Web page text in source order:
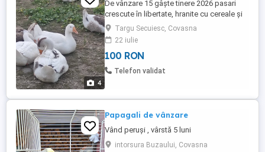
4
De vânzare 15 gâște tinere 2026 pasari
crescute în libertate, hranite cu cereale și
verdeață, sănătoase , mâncăcioase,
greutate medie 4 kg pe alese preț 100 lei
buc pentru tot efectivul (15 buc) preț 1400
lei ( plătești 14 primești 15) Locație Târgu
Secuiesc judet Covasna. mai multe ...
Targu Secuiesc, Covasna
22 iulie
100 RON
Telefon validat
Papagali de vânzare
Vând peruși , vârstă 5 luni
intorsura Buzaului, Covasna